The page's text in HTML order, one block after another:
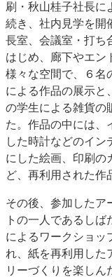
刷・秋山桂子社長に
続き、社内見学を開
長室、会議室・打ち
はじめ、廊下やエン
様々な空間で、６名
による作品の展示と
の学生による雑貨の
た。作品の中には、
した時計などのイン
にした絵画、印刷の
ど、再利用された作
その後、参加したア
トの一人であるしば
によるワークショッ
れ、紙を再利用した
リーづくりを楽しん